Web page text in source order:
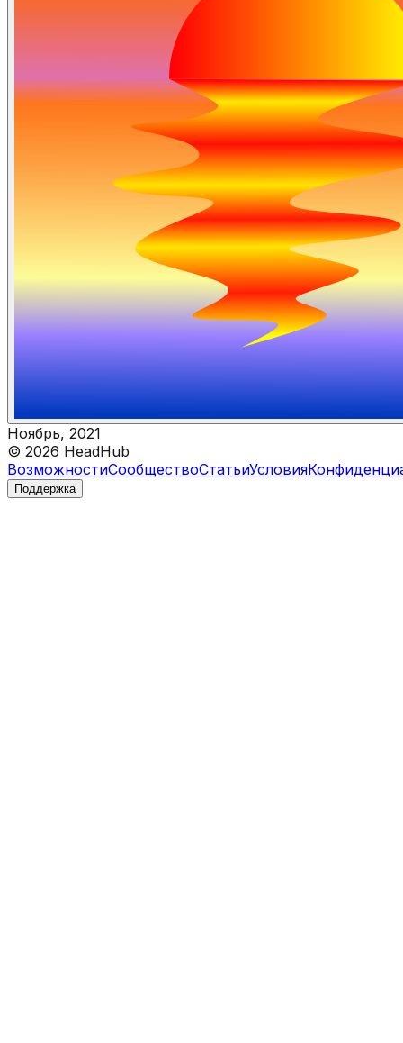
Ноябрь, 2021
© 2026 HeadHub
ВозможностиСообществоСтатьиУсловия
Поддержка